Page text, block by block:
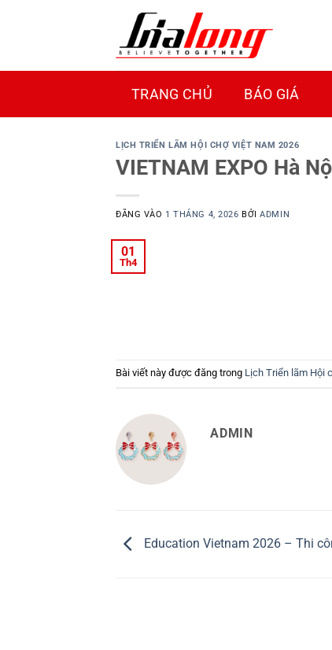
dung
TRANG CHỦ BÁO GIÁ
LỊCH TRIỂN LÃM HỘI CHỢ VIỆT NAM 2026
VIETNAM EXPO Hà
ĐĂNG VÀO 1 THÁNG 4, 2026 BỞIADMIN
01
Th4
Bài viết này được đăng trong Lịch Triển lãm Hội
ADMIN
Education Vietnam 2026 – Thi